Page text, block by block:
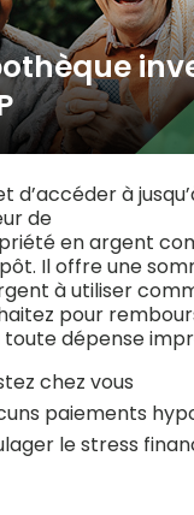
d’accéderà
de
enargent
. Iloffreune
àutiliser
pour
toutedépense
chez vous
paiements
le stress